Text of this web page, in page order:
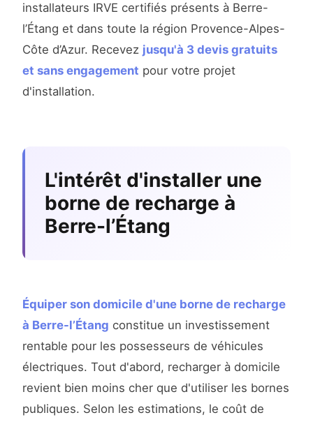
installateurs IRVE certifiés présents à Berre-
l’Étang et dans toute la région Provence-Alpes-
Côte d’Azur. Recevez jusqu'à 3 devis gratuits
et sans engagement pour votre projet
d'installation.
L'intérêt d'installer une
borne de recharge à
Berre-l’Étang
Équiper son domicile d'une borne de recharge
à Berre-l’Étang constitue un investissement
rentable pour les possesseurs de véhicules
électriques. Tout d'abord, recharger à domicile
revient bien moins cher que d'utiliser les bornes
publiques. Selon les estimations, le coût de